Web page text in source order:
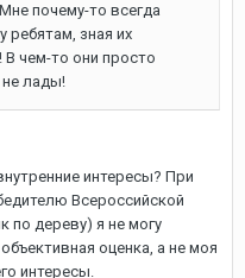
почему-то всегда
ребятам, зная их
В чем-то они просто
не лады!
интересы? При
Всероссийской
по дереву) я не могу
оценка, а не моя
интересы.